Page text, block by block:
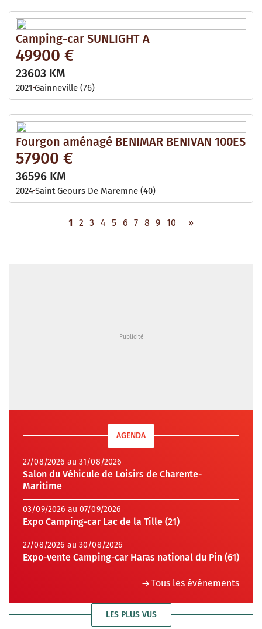
Camping-car SUNLIGHT A
49900 €
23603 KM
2021 Gainneville (76)
Fourgon aménagé BENIMAR BENIVAN 100ES
57900 €
36596 KM
2024Saint Geours De Maremne (40)
1 2 3 4 5 6 7 8 9 10 »
AGENDA
27/08/2026 au 31/08/2026
Salon du Véhicule de Loisirs de Charente-
Maritime
03/09/2026 au 07/09/2026
Expo Camping-car Lac de la Tille (21)
27/08/2026 au 30/08/2026
Expo-vente Camping-car Haras national du Pin (61)
Tous les évènements
LES PLUS VUS